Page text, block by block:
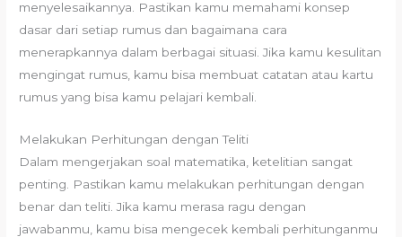
menyelesaikannya. Pastikan kamu memahami konsep
dasar dari setiap rumus dan bagaimana cara
menerapkannya dalam berbagai situasi. Jika kamu kesulitan
mengingat rumus, kamu bisa membuat catatan atau kartu
rumus yang bisa kamu pelajari kembali.
Melakukan Perhitungan dengan Teliti
Dalam mengerjakan soal matematika, ketelitian sangat
penting. Pastikan kamu melakukan perhitungan dengan
benar dan teliti. Jika kamu merasa ragu dengan
jawabanmu, kamu bisa mengecek kembali perhitunganmu